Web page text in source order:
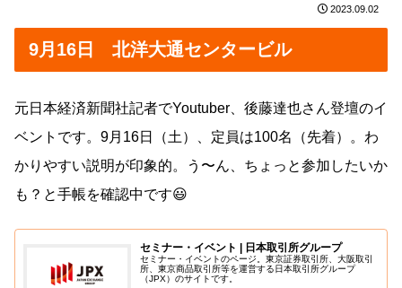
2023.09.02
9月16日 北洋大通センタービル
元日本経済新聞社記者でYoutuber、後藤達也さん登壇のイ
ベントです。9月16日（土）、定員は100名（先着）。わ
かりやすい説明が印象的。う〜ん、ちょっと参加したいか
も？と手帳を確認中です😃
セミナー・イベント | 日本取引所グループ
セミナー・イベントのページ。東京証券取引所、大阪取引
所、東京商品取引所等を運営する日本取引所グループ
（JPX）のサイトです。